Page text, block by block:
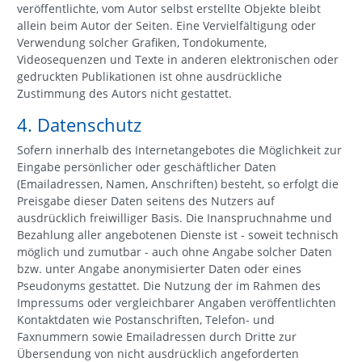
veröffentlichte, vom Autor selbst erstellte Objekte bleibt
allein beim Autor der Seiten. Eine Vervielfältigung oder
Verwendung solcher Grafiken, Tondokumente,
Videosequenzen und Texte in anderen elektronischen oder
gedruckten Publikationen ist ohne ausdrückliche
Zustimmung des Autors nicht gestattet.
4. Datenschutz
Sofern innerhalb des Internetangebotes die Möglichkeit zur
Eingabe persönlicher oder geschäftlicher Daten
(Emailadressen, Namen, Anschriften) besteht, so erfolgt die
Preisgabe dieser Daten seitens des Nutzers auf
ausdrücklich freiwilliger Basis. Die Inanspruchnahme und
Bezahlung aller angebotenen Dienste ist - soweit technisch
möglich und zumutbar - auch ohne Angabe solcher Daten
bzw. unter Angabe anonymisierter Daten oder eines
Pseudonyms gestattet. Die Nutzung der im Rahmen des
Impressums oder vergleichbarer Angaben veröffentlichten
Kontaktdaten wie Postanschriften, Telefon- und
Faxnummern sowie Emailadressen durch Dritte zur
Übersendung von nicht ausdrücklich angeforderten